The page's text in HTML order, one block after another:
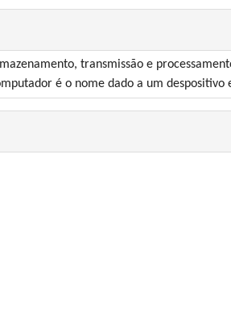
transmissão e
é o nome dado a um